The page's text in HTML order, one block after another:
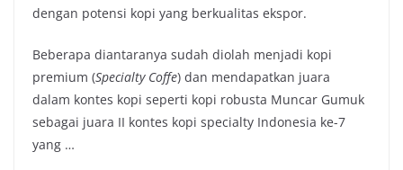
dengan potensi kopi yang berkualitas ekspor.
Beberapa diantaranya sudah diolah menjadi kopi
premium (Specialty Coffe) dan mendapatkan juara
dalam kontes kopi seperti kopi robusta Muncar Gumuk
sebagai juara II kontes kopi specialty Indonesia ke-7
yang …